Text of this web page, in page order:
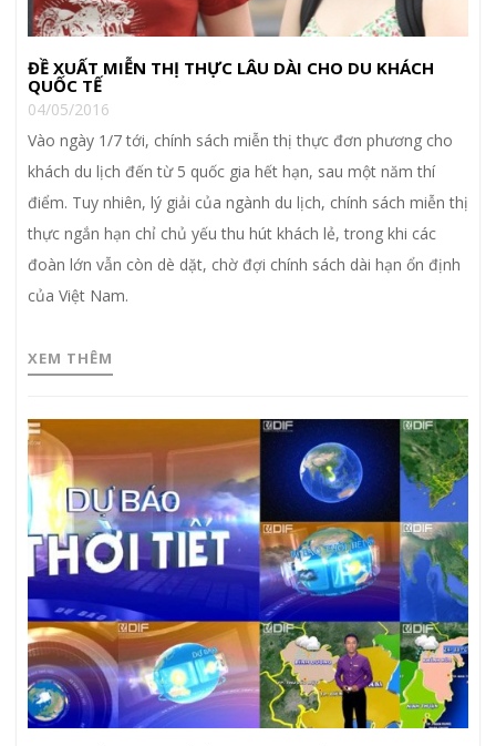
ĐỀ XUẤT MIỄN THỊ THỰC LÂU DÀI CHO DU KHÁCH
QUỐC TẾ
04/05/2016
Vào ngày 1/7 tới, chính sách miễn thị thực đơn phương cho
khách du lịch đến từ 5 quốc gia hết hạn, sau một năm thí
điểm. Tuy nhiên, lý giải của ngành du lịch, chính sách miễn thị
thực ngắn hạn chỉ chủ yếu thu hút khách lẻ, trong khi các
đoàn lớn vẫn còn dè dặt, chờ đợi chính sách dài hạn ổn định
của Việt Nam.
XEM THÊM